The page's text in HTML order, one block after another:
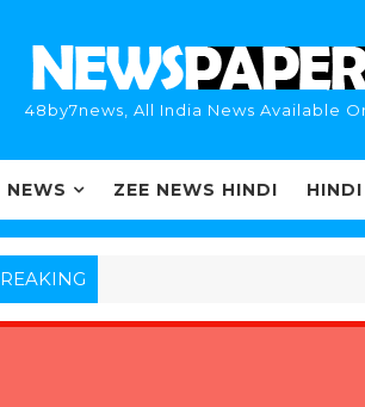
48by7news, All India News Available
NEWS ZEE NEWS HINDI